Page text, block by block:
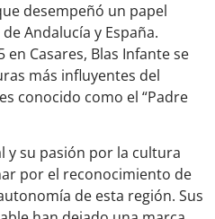
desempeñó un papel
Andalucía y España.
en Casares, Blas Infante se
más influyentes del
conocido como el “Padre
y su pasión por la cultura
por el reconocimiento de
de esta región. Sus